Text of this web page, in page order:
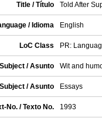
Title / Título Told After
/ Idioma English
LoC Class PR:
Subject / Asunto Wit and
Subject / Asunto Essays
No. / Texto No. 1993